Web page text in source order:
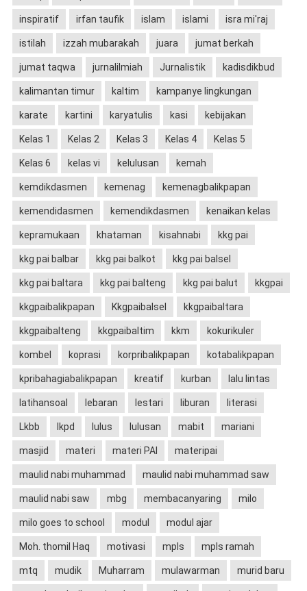
inspiratif irfan taufik islam islami isra mi'raj
istilah izzah mubarakah juara jumat berkah
jumat taqwa jurnalilmiah Jurnalistik kadisdikbud
kalimantan timur kaltim kampanye lingkungan
karate kartini karyatulis kasi kebijakan
Kelas 1 Kelas 2 Kelas 3 Kelas 4 Kelas 5
Kelas 6 kelas vi kelulusan kemah
kemdikdasmen kemenag kemenagbalikpapan
kemendidasmen kemendikdasmen kenaikan kelas
kepramukaan khataman kisahnabi kkg pai
kkg pai balbar kkg pai balkot kkg pai balsel
kkg pai baltara kkg pai balteng kkg pai balut kkgpai
kkgpaibalikpapan Kkgpaibalsel kkgpaibaltara
kkgpaibalteng kkgpaibaltim kkm kokurikuler
kombel koprasi korpribalikpapan kotabalikpapan
kpribahagiabalikpapan kreatif kurban lalu lintas
latihansoal lebaran lestari liburan literasi
Lkbb lkpd lulus lulusan mabit mariani
masjid materi materi PAI materipai
maulid nabi muhammad maulid nabi muhammad saw
maulid nabi saw mbg membacanyaring milo
milo goes to school modul modul ajar
Moh. thomil Haq motivasi mpls mpls ramah
mtq mudik Muharram mulawarman murid baru